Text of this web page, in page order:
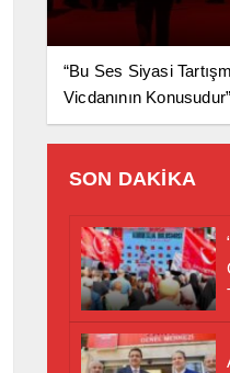
“Bu Ses Siyasi
Vicdanının Konusudur”
SON DAKİKA